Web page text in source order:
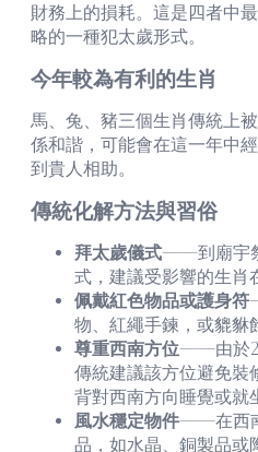
財務上的損耗。這是四者中
略的一種犯太歲形式。
今年較為有利的生肖
馬、兔、豬三個生肖傳統上
係和諧，可能會在這一年中
到貴人相助。
傳統化解方法與習俗
拜太歲儀式——到廟宇
式，建議受影響的生肖
佩戴紅色物品或護身符
物、紅繩手鍊，或貔貅
尊重西南方位——由於
傳統建議該方位避免裝
背對西南方向睡覺或就
風水穩定物件——在西
品，如水晶、銅製品或